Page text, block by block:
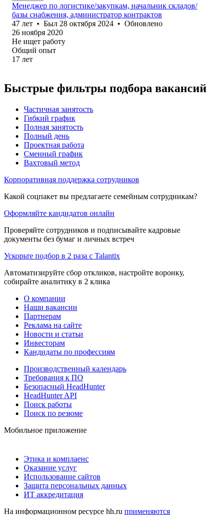
Менеджер по логистике/закупкам, начальник складов/
базы снабжения, администратор контрактов
47 лет • Был 28 октября 2024 • Обновлено
26 ноября 2020
Не ищет работу
Общий опыт
17 лет
Быстрые фильтры подбора вакансий
Частичная занятость
Гибкий график
Полная занятость
Полный день
Проектная работа
Сменный график
Вахтовый метод
Корпоративная поддержка сотрудников
Какой соцпакет вы предлагаете семейным сотрудникам?
Оформляйте кандидатов онлайн
Проверяйте сотрудников и подписывайте кадровые
документы без бумаг и личных встреч
Ускорьте подбор в 2 раза с Talantix
Автоматизируйте сбор откликов, настройте воронку,
собирайте аналитику в 2 клика
О компании
Наши вакансии
Партнерам
Реклама на сайте
Новости и статьи
Инвесторам
Кандидаты по профессиям
Производственный календарь
Требования к ПО
Безопасный HeadHunter
HeadHunter API
Поиск работы
Поиск по резюме
Мобильное приложение
Этика и комплаенс
Оказание услуг
Использование сайтов
Защита персональных данных
ИТ аккредитация
На информационном ресурсе hh.ru применяются